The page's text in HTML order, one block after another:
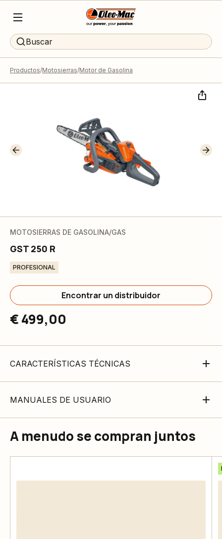
Buscar
Productos Motosierras Motor de Gasolina
MOTOSIERRAS DE GASOLINA/GAS
GST 250 R
PROFESIONAL
Encontrar un distribuidor
€ 499,00
CARACTERÍSTICAS TÉCNICAS
MANUALES DE USUARIO
A menudo se compran juntos